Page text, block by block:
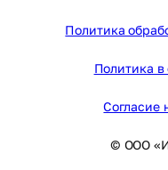
Политика
Политика в
Согласие
© ООО